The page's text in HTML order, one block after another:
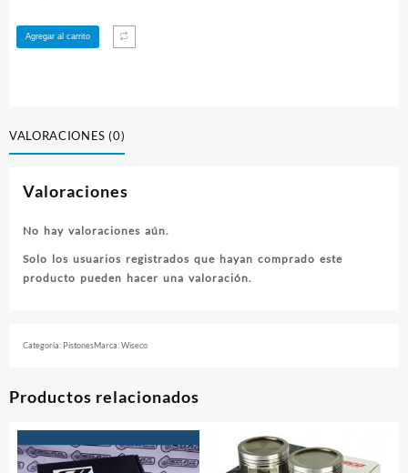
Pistones
WRX
92.5mm
Agregar al carrito
VALORACIONES (0)
Valoraciones
No hay valoraciones aún.
Solo los usuarios registrados que hayan comprado este
producto pueden hacer una valoración.
Categoría: PistonesMarca:Wiseco
Productos relacionados